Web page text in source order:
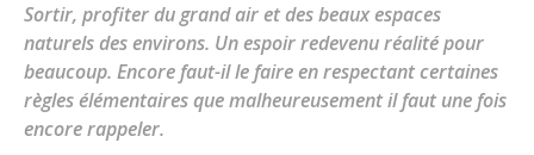
Sortir, profiter du grand air et des beaux espaces
naturels des environs. Un espoir redevenu réalité pour
beaucoup. Encore faut-il le faire en respectant certaines
règles élémentaires que malheureusement il faut une fois
encore rappeler.